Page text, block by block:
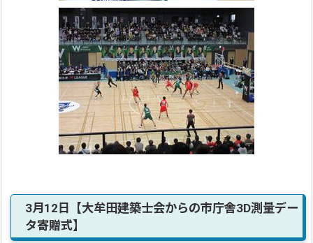
3月12日【大牟田建築士会からの市庁舎3D測量デー
タ寄贈式】